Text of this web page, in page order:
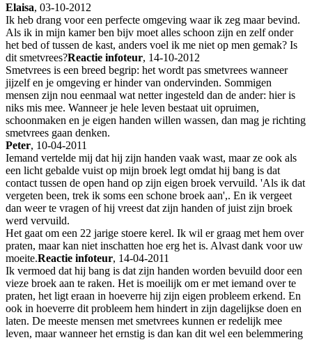
Elaisa, 03-10-2012
Ik heb drang voor een perfecte omgeving waar ik zeg maar bevind.
Als ik in mijn kamer ben bijv moet alles schoon zijn en zelf onder
het bed of tussen de kast, anders voel ik me niet op men gemak? Is
dit smetvrees?Reactie infoteur, 14-10-2012
Smetvrees is een breed begrip: het wordt pas smetvrees wanneer
jijzelf en je omgeving er hinder van ondervinden. Sommigen
mensen zijn nou eenmaal wat netter ingesteld dan de ander: hier is
niks mis mee. Wanneer je hele leven bestaat uit opruimen,
schoonmaken en je eigen handen willen wassen, dan mag je richting
smetvrees gaan denken.
Peter, 10-04-2011
Iemand vertelde mij dat hij zijn handen vaak wast, maar ze ook als
een licht gebalde vuist op mijn broek legt omdat hij bang is dat
contact tussen de open hand op zijn eigen broek vervuild. 'Als ik dat
vergeten been, trek ik soms een schone broek aan',. En ik vergeet
dan weer te vragen of hij vreest dat zijn handen of juist zijn broek
werd vervuild.
Het gaat om een 22 jarige stoere kerel. Ik wil er graag met hem over
praten, maar kan niet inschatten hoe erg het is. Alvast dank voor uw
moeite.Reactie infoteur, 14-04-2011
Ik vermoed dat hij bang is dat zijn handen worden bevuild door een
vieze broek aan te raken. Het is moeilijk om er met iemand over te
praten, het ligt eraan in hoeverre hij zijn eigen probleem erkend. En
ook in hoeverre dit probleem hem hindert in zijn dagelijkse doen en
laten. De meeste mensen met smetvrees kunnen er redelijk mee
leven, maar wanneer het ernstig is dan kan dit wel een belemmering